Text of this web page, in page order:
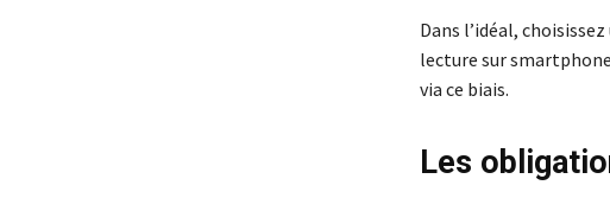
Dans l’idéal,
lecture sur
via ce biais.
Les